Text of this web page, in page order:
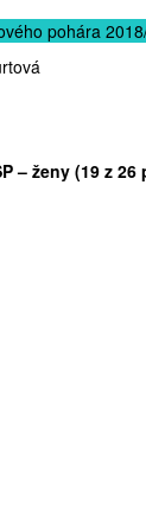
pohára
– ženy (19 z 26